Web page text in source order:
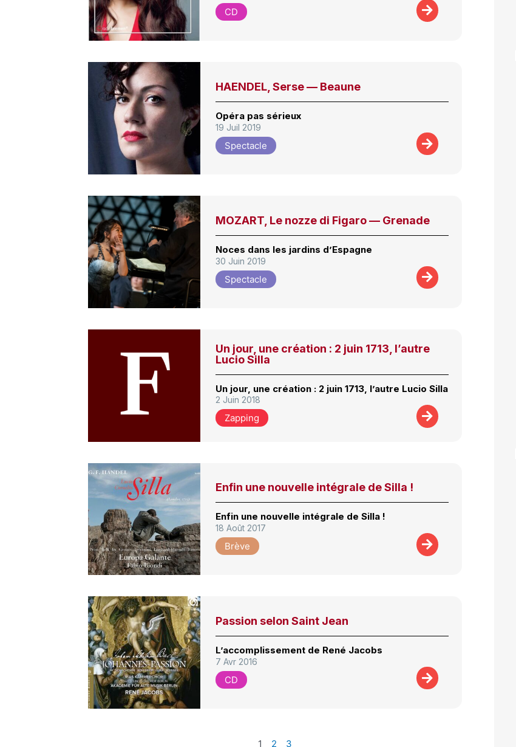
CD
HAENDEL, Serse — Beaune
Opéra pas sérieux
19 Juil 2019
Spectacle
MOZART, Le nozze di Figaro — Grenade
Noces dans les jardins d’Espagne
30 Juin 2019
Spectacle
Un jour, une création : 2 juin 1713, l’autre
Lucio Silla
Un jour, une création : 2 juin 1713, l’autre Lucio Silla
2 Juin 2018
Zapping
Enfin une nouvelle intégrale de Silla !
Enfin une nouvelle intégrale de Silla !
18 Août 2017
Brève
Passion selon Saint Jean
L’accomplissement de René Jacobs
7 Avr 2016
CD
1 2 3